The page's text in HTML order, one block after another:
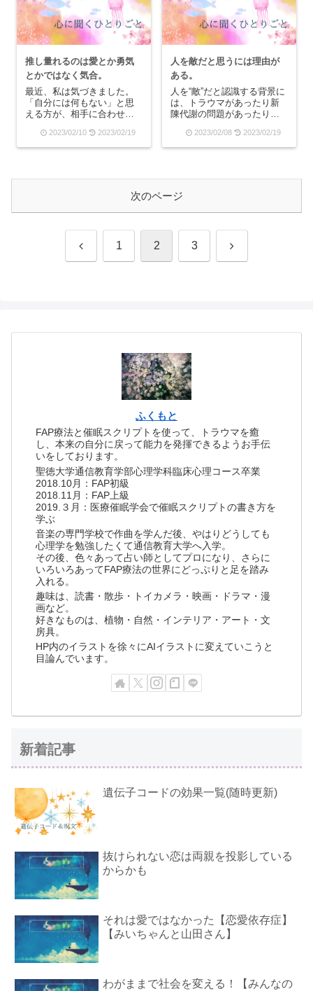
が聞こえてくる。空はと
て...
ましたが、人間関係って一
回...
推し量れるのは愛とか勇気
とかではなく気合。
最近、私は気づきました。
「自分には何もない」と思
える方が、相手に合わせる
分には何かがある」という
自尊心が、相手との呼吸合
まで私の場合は、です)だか
2023/02/10 2023/02/19
人を敵だと思うには理由が
ある。
人を“敵”だと認識する背景に
は、トラウマがあったり新
陳代謝の問題があったりす
自分に敵意があると認識し
ていなくても、自動的に
とは、「私のことは誰も理
解してくれない」と思っ
て...
2023/02/08 2023/02/19
次のページ
前 1 2 3 次
ふくもと
FAP療法と催眠スクリプトを使って、トラウマを癒
し、本来の自分に戻って能力を発揮できるようお手伝
いをしております。
聖徳大学通信教育学部心理学科臨床心理コース卒業
2018.10月：FAP初級
2018.11月：FAP上級
2019.３月：医療催眠学会で催眠スクリプトの書き方を
学ぶ
音楽の専門学校で作曲を学んだ後、やはりどうしても
心理学を勉強したくて通信教育大学へ入学。
その後、色々あって占い師としてプロになり、さらに
いろいろあってFAP療法の世界にどっぷりと足を踏み
入れる。
趣味は、読書・散歩・トイカメラ・映画・ドラマ・漫
画など。
好きなものは、植物・自然・インテリア・アート・文
房具。
HP内のイラストを徐々にAIイラストに変えていこうと
目論んでいます。
新着記事
遺伝子コードの効果一覧(随時更新)
抜けられない恋は両親を投影している
からかも
それは愛ではなかった【恋愛依存症】
【みいちゃんと山田さん】
わがままで社会を変える！【みんなの